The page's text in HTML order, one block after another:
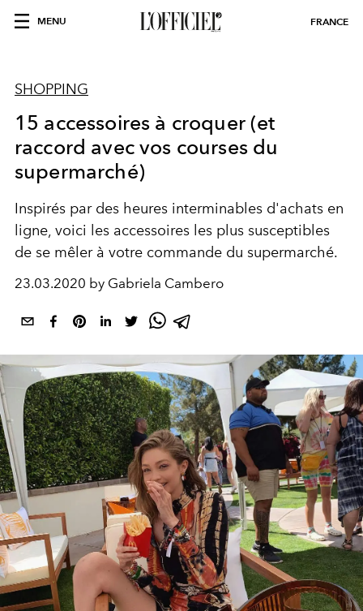
MENU FRANCE
SHOPPING
15 accessoires à croquer (et
raccord avec vos courses du
supermarché)
Inspirés par des heures interminables d'achats en
ligne, voici les accessoires les plus susceptibles
de se mêler à votre commande du supermarché.
23.03.2020 by Gabriela Cambero